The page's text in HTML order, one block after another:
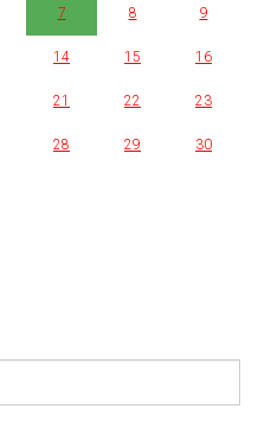
7 8 9
14 15 16
21 22 23
28 29 30